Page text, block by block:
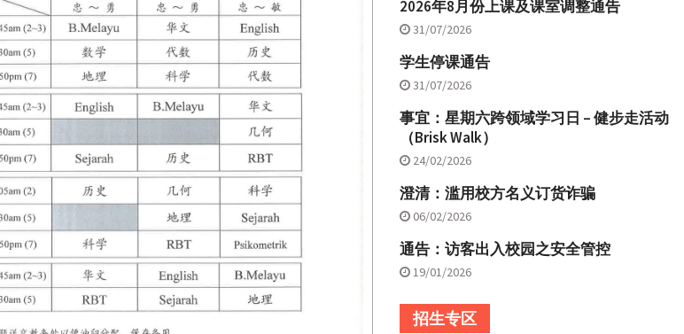
2026年8月份上课及课室调整通告
31/07/2026
学生停课通告
31/07/2026
事宜：星期六跨领域学习日 – 健步走活动
（Brisk Walk）
24/02/2026
澄清：滥用校方名义订货诈骗
06/02/2026
通告：访客出入校园之安全管控
19/01/2026
招生专区